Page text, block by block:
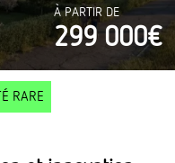
À PARTIR DE
299 000€
RARE